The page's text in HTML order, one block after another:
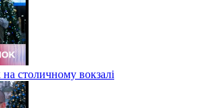
столичному вокзалі